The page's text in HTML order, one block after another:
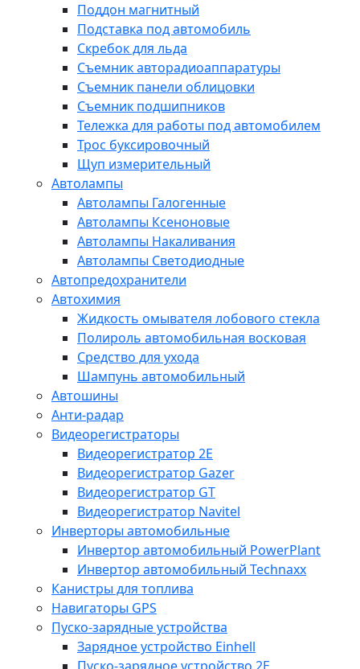
Поддон магнитный
Подставка под автомобиль
Скребок для льда
Съемник авторадиоаппаратуры
Съемник панели облицовки
Съемник подшипников
Тележка для работы под автомобилем
Трос буксировочный
Щуп измерительный
Автолампы
Автолампы Галогенные
Автолампы Ксеноновые
Автолампы Накаливания
Автолампы Светодиодные
Автопредохранители
Автохимия
Жидкость омывателя лобового стекла
Полироль автомобильная восковая
Средство для ухода
Шампунь автомобильный
Автошины
Анти-радар
Видеорегистраторы
Видеорегистратор 2E
Видеорегистратор Gazer
Видеорегистратор GT
Видеорегистратор Navitel
Инверторы автомобильные
Инвертор автомобильный PowerPlant
Инвертор автомобильный Technaxx
Канистры для топлива
Навигаторы GPS
Пуско-зарядные устройства
Зарядное устройство Einhell